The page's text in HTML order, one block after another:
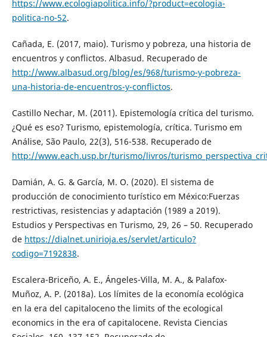
https://www.ecologiapolitica.info/?product=ecologia-
politica-no-52.
Cañada, E. (2017, maio). Turismo y pobreza, una historia de
encuentros y conflictos. Albasud. Recuperado de
http://www.albasud.org/blog/es/968/turismo-y-pobreza-
una-historia-de-encuentros-y-conflictos.
Castillo Nechar, M. (2011). Epistemología crítica del turismo.
¿Qué es eso? Turismo, epistemología, crítica. Turismo em
Análise, São Paulo, 22(3), 516-538. Recuperado de
http://www.each.usp.br/turismo/livros/
Damián, A. G. & García, M. O. (2020). El sistema de
producción de conocimiento turístico em México:Fuerzas
restrictivas, resistencias y adaptación (1989 a 2019).
Estudios y Perspectivas en Turismo, 29, 26 – 50. Recuperado
de https://dialnet.unirioja.es/servlet/articulo?
codigo=7192838.
Escalera-Briceño, A. E., Ángeles-Villa, M. A., & Palafox-
Muñoz, A. P. (2018a). Los límites de la economía ecológica
en la era del capitaloceno the limits of the ecological
economics in the era of capitalocene. Revista Ciencias